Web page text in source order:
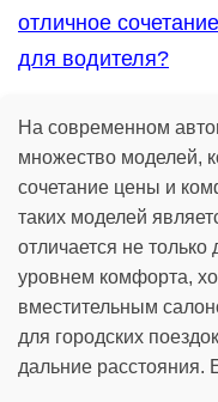
отличное
для водителя?
На современном
множество моделей,
сочетание цены и
таких моделей
отличается не
уровнем комфорта,
вместительным
для городских
дальние